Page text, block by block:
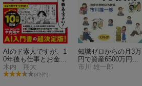
AIのド素人ですが、1
0年後も仕事とお金に
困らない方法を教え
て下さい！ 最悪の未
木内 翔大
(32件)
知識ゼロからの月3万
円で資産6500万円つ
くる技術
市川 雄一郎